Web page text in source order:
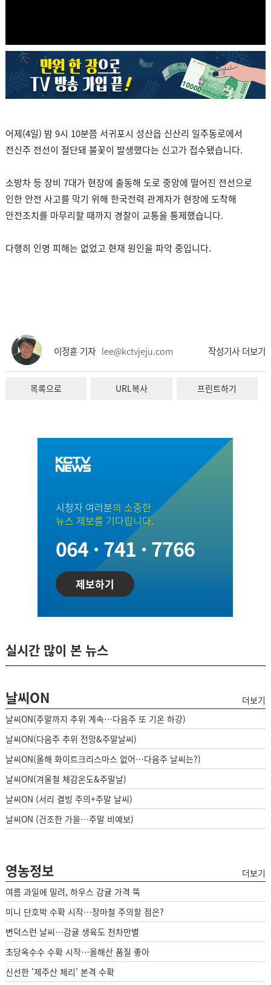
어제(4일) 밤 9시 10분쯤 서귀포시 성산읍 신산리 일주동로에서
전신주 전선이 절단돼 불꽃이 발생했다는 신고가 접수됐습니다.
소방차 등 장비 7대가 현장에 출동해 도로 중앙에 떨어진 전선으로
인한 안전 사고를 막기 위해 한국전력 관계자가 현장에 도착해
안전조치를 마무리할 때까지 경찰이 교통을 통제했습니다.
다행히 인명 피해는 없었고 현재 원인을 파악 중입니다.
이정훈 기자 lee@kctvjeju.com 작성기사 더보기
목록으로 URL복사 프린트하기
시청자 여러분의 소중한
뉴스 제보를 기다립니다.
064 · 741 · 7766
제보하기
실시간 많이 본 뉴스
날씨ON
더보기
날씨ON(주말까지 추위 계속…다음주 또 기온 하강)
날씨ON(다음주 추위 전망&주말날씨)
날씨ON(올해 화이트크리스마스 없어…다음주 날씨는?)
날씨ON(겨울철 체감온도&주말날)
날씨ON (서리 결빙 주의+주말 날씨)
날씨ON (건조한 가을…주말 비예보)
영농정보
더보기
여름 과일에 밀려, 하우스 감귤 가격 뚝
미니 단호박 수확 시작…장마철 주의할 점은?
변덕스런 날씨…감귤 생육도 천차만별
초당옥수수 수확 시작…올해산 품질 좋아
신선한 '제주산 체리' 본격 수확